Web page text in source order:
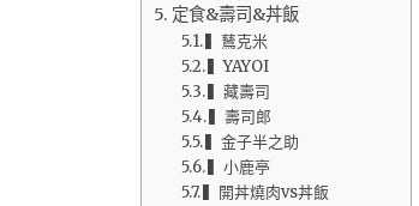
定食&壽司&丼飯
▍鶿克米
▍YAYOI
▍藏壽司
▍壽司郎
▍金子半之助
▍小鹿亭
▍開丼燒肉vs丼飯